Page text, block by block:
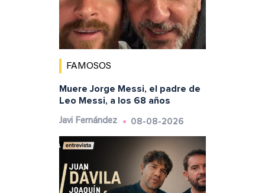
FAMOSOS
Muere Jorge Messi, el padre de
Leo Messi, a los 68 años
Javi Fernández 08-08-2026